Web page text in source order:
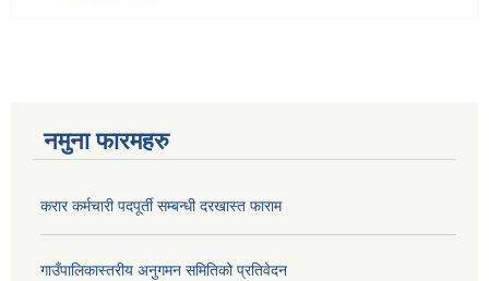
नमुना फारमहरु
करार कर्मचारी पदपूर्ती सम्बन्धी दरखास्त फाराम
गाउँपालिकास्तरीय अनुगमन समितिको प्रतिवेदन